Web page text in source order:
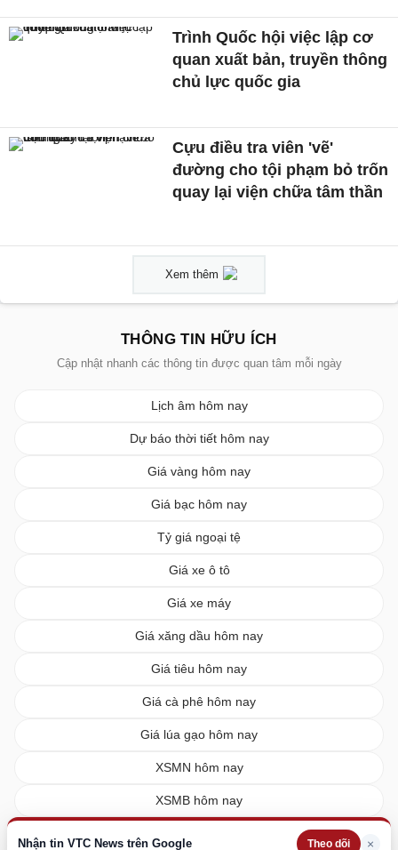
Nhận tin VTC News trên Google Theo dõi ×
Trình Quốc hội việc lập cơ
quan xuất bản, truyền thông
chủ lực quốc gia
Cựu điều tra viên 'vẽ'
đường cho tội phạm bỏ trốn
quay lại viện chữa tâm thần
Xem thêm
THÔNG TIN HỮU ÍCH
Cập nhật nhanh các thông tin được quan tâm mỗi ngày
Lịch âm hôm nay
Dự báo thời tiết hôm nay
Giá vàng hôm nay
Giá bạc hôm nay
Tỷ giá ngoại tệ
Giá xe ô tô
Giá xe máy
Giá xăng dầu hôm nay
Giá tiêu hôm nay
Giá cà phê hôm nay
Giá lúa gạo hôm nay
XSMN hôm nay
XSMB hôm nay